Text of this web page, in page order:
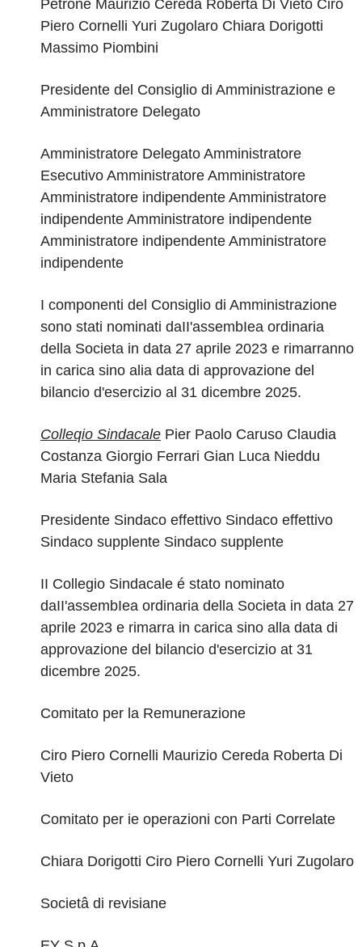
Petrone Maurizio Cereda Roberta Di Vieto Ciro
Piero Cornelli Yuri Zugolaro Chiara Dorigotti
Massimo Piombini
Presidente del Consiglio di Amministrazione e
Amministratore Delegato
Amministratore Delegato Amministratore
Esecutivo Amministratore Amministratore
Amministratore indipendente Amministratore
indipendente Amministratore indipendente
Amministratore indipendente Amministratore
indipendente
I componenti del Consiglio di Amministrazione
sono stati nominati daII'assembIea ordinaria
della Societa in data 27 aprile 2023 e rimarranno
in carica sino alia data di approvazione del
bilancio d'esercizio al 31 dicembre 2025.
Colleqio Sindacale Pier Paolo Caruso Claudia
Costanza Giorgio Ferrari Gian Luca Nieddu
Maria Stefania Sala
Presidente Sindaco effettivo Sindaco effettivo
Sindaco supplente Sindaco supplente
II Collegio Sindacale é stato nominato
daII'assembIea ordinaria della Societa in data 27
aprile 2023 e rimarra in carica sino alla data di
approvazione del bilancio d'esercizio at 31
dicembre 2025.
Comitato per la Remunerazione
Ciro Piero Cornelli Maurizio Cereda Roberta Di
Vieto
Comitato per ie operazioni con Parti Correlate
Chiara Dorigotti Ciro Piero Cornelli Yuri Zugolaro
Societâ di revisiane